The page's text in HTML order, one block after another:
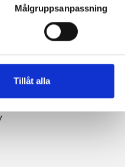
Målgruppsanpassning
Tillåt alla